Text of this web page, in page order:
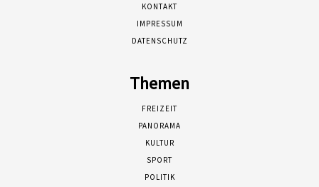
KONTAKT
IMPRESSUM
DATENSCHUTZ
Themen
FREIZEIT
PANORAMA
KULTUR
SPORT
POLITIK